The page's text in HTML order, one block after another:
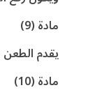
مادة (9)
يقدم
مادة (10)